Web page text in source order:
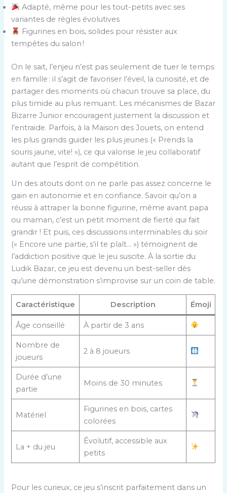
Adapté, même pour les tout-petits avec ses
variantes de règles évolutives
Figurines en bois, solides pour résister aux
tempêtes du salon !
On le sait, l’enjeu n’est pas seulement de tuer le temps
en famille : il s’agit de favoriser l’éveil, la curiosité, et de
partager des moments où chacun trouve sa place, du
plus timide au plus remuant. Les mécanismes de Bazar
Bizarre Junior encouragent justement la discussion et
l’entraide. Parfois, à la Maison des Jouets, on entend
les plus grands guider les plus jeunes (« Prends la
souris jaune, vite! »), ce qui valorise le jeu collaboratif
autant que l’esprit de compétition.
Un des atouts dont on ne parle pas assez concerne le
gain en autonomie et en confiance. Savoir qu’on a
réussi à attraper la bonne figurine, même avant papa
ou maman, c’est un petit moment de fierté qui fait
grandir ! Et puis, ces discussions interminables du soir
(« Encore une partie, s’il te plaît… ») témoignent de
l’addiction positive que le jeu suscite. À la sortie du
Ludik Bazar, ce jeu est devenu un best-seller dès
qu’une démonstration s’improvise sur un coin de table.
Caractéristique Description Émoji
Âge conseillé À partir de 3 ans
Nombre de
joueurs
2 à 8 joueurs
Durée d’une
partie
Moins de 30 minutes
Matériel
Figurines en bois, cartes
colorées
La + du jeu
Évolutif, accessible aux
petits
Pour les curieux, ce jeu s’inscrit parfaitement dans un